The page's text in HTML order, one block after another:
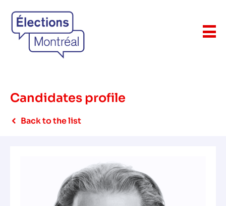
Candidates profile
Back to the list